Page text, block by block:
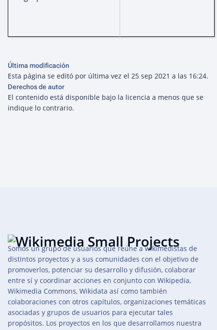
Última modificación
Esta página se editó por última vez el 25 sep 2021 a las 16:24.
Derechos de autor
El contenido está disponible bajo la licencia a menos que se
indique lo contrario.
Somos un grupo de usuarios que reúne a wikimedistas de
distintos proyectos y a sus comunidades con el objetivo de
promoverlos, potenciar su desarrollo y difusión, colaborar
entre sí y coordinar acciones en conjunto con Wikipedia,
Wikimedia Commons, Wikidata así como también
colaboraciones con otros capítulos, organizaciones temáticas
asociadas y grupos de usuarios para ejecutar tales
propósitos. Los proyectos en los que desarrollamos nuestra